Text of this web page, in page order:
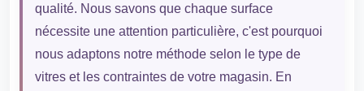
qualité. Nous savons que chaque surface
nécessite une attention particulière, c'est pourquoi
nous adaptons notre méthode selon le type de
vitres et les contraintes de votre magasin. En